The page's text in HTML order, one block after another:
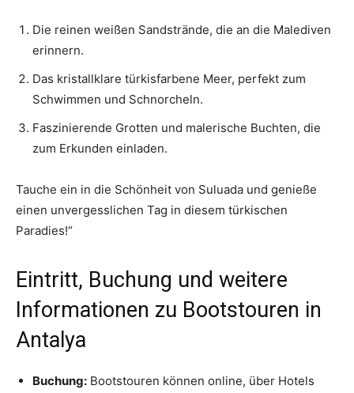
Die reinen weißen Sandstrände, die an die Malediven
erinnern.
Das kristallklare türkisfarbene Meer, perfekt zum
Schwimmen und Schnorcheln.
Faszinierende Grotten und malerische Buchten, die
zum Erkunden einladen.
Tauche ein in die Schönheit von Suluada und genieße
einen unvergesslichen Tag in diesem türkischen
Paradies!“
Eintritt, Buchung und weitere
Informationen zu Bootstouren in
Antalya
Buchung: Bootstouren können online, über Hotels